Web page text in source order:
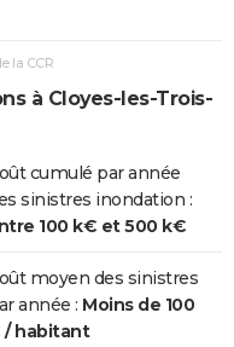
la CCR
à Cloyes-les-Trois-
cumulé par année
sinistres inondation :
100 k€ et 500 k€
moyen des sinistres
année : Moins de 100
/ habitant